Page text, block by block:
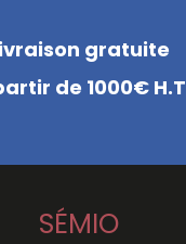
gratuite
de 1000€ H.T
SÉMIO